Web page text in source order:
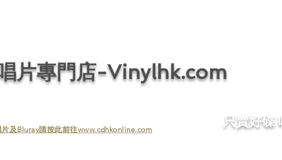
片專門店-Vinylhk.com
及Bluray請按此前往www.cdhkonline.com 只賣好碟